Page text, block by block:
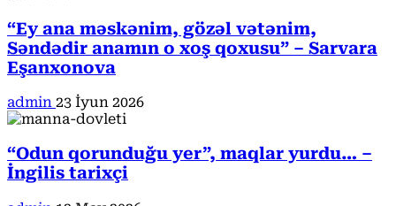
“Ey ana məskənim, gözəl vətənim,
Səndədir anamın o xoş qoxusu” – Sarvara
Eşanxonova
admin 23 İyun 2026
“Odun qorunduğu yer”, maqlar yurdu… –
İngilis tarixçi